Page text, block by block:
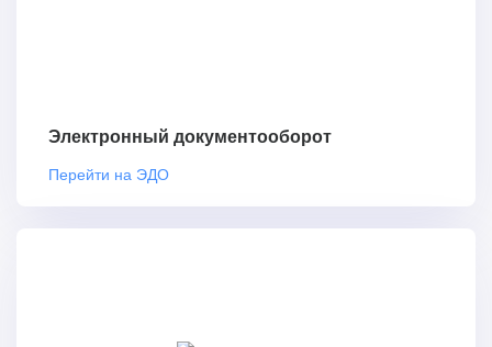
Электронный документооборот
Перейти на ЭДО